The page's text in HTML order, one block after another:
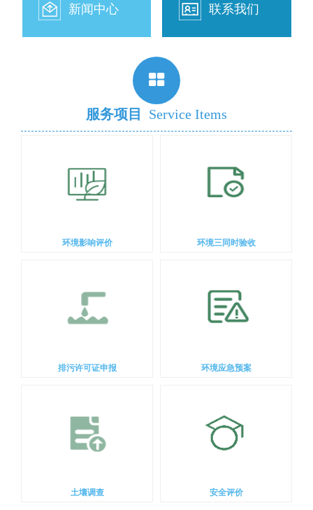
新闻中心 联系我们
服务项目 Service Items
环境影响评价 环境三同时验收
排污许可证申报 环境应急预案
土壤调查 安全评价